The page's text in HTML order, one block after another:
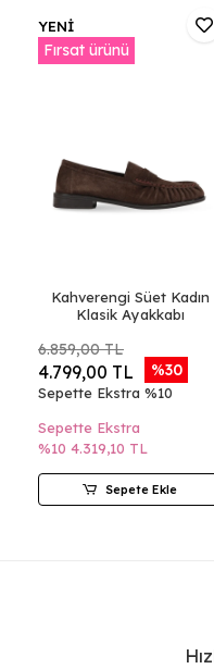
YENİ
Fırsat ürünü
Kahverengi Süet Kadın
Klasik Ayakkabı
6.859,00 TL
4.799,00 TL %30
Sepette Ekstra %10
Sepette Ekstra
%10 4.319,10 TL
Sepete Ekle